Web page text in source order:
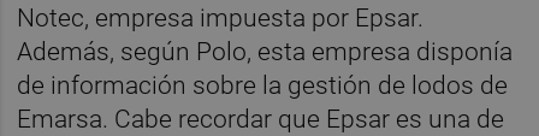
Notec, empresa impuesta por Epsar.
Además, según Polo, esta empresa disponía
de información sobre la gestión de lodos de
Emarsa. Cabe recordar que Epsar es una de